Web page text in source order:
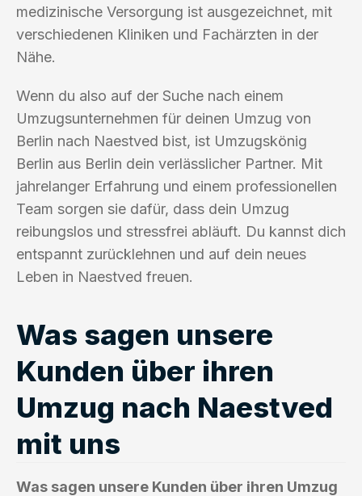
medizinische Versorgung ist ausgezeichnet, mit
verschiedenen Kliniken und Fachärzten in der
Nähe.
Wenn du also auf der Suche nach einem
Umzugsunternehmen für deinen Umzug von
Berlin nach Naestved bist, ist Umzugskönig
Berlin aus Berlin dein verlässlicher Partner. Mit
jahrelanger Erfahrung und einem professionellen
Team sorgen sie dafür, dass dein Umzug
reibungslos und stressfrei abläuft. Du kannst dich
entspannt zurücklehnen und auf dein neues
Leben in Naestved freuen.
Was sagen unsere
Kunden über ihren
Umzug nach Naestved
mit uns
Was sagen unsere Kunden über ihren Umzug